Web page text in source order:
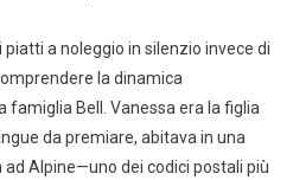
a noleggio in silenzio invece di
la dinamica
Bell. Vanessa era la figlia
da premiare, abitava in una
Alpine—uno dei codici postali più